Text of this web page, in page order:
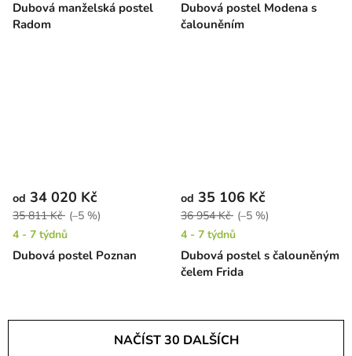
Dubová manželská postel
Radom
Dubová postel Modena s
čalouněním
Dubová postel Poznan
od 34 020 Kč
35 811 Kč (–5 %)
4 - 7 týdnů
Dubová postel s čalouněným
čelem Frida
od 35 106 Kč
36 954 Kč (–5 %)
4 - 7 týdnů
NAČÍST 30 DALŠÍCH